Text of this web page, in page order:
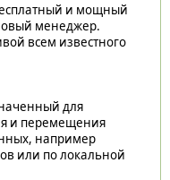
и мощный
менеджер.
всем известного
для
и перемещения
например
или по локальной